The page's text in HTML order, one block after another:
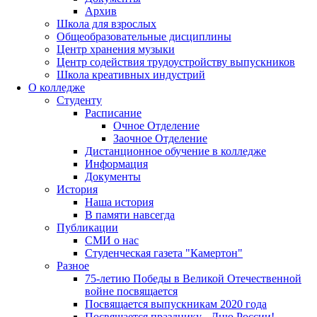
Архив
Школа для взрослых
Общеобразовательные дисциплины
Центр хранения музыки
Центр содействия трудоустройству выпускников
Школа креативных индустрий
О колледже
Студенту
Расписание
Очное Отделение
Заочное Отделение
Дистанционное обучение в колледже
Информация
Документы
История
Наша история
В памяти навсегда
Публикации
СМИ о нас
Студенческая газета "Камертон"
Разное
75-летию Победы в Великой Отечественной
войне посвящается
Посвящается выпускникам 2020 года